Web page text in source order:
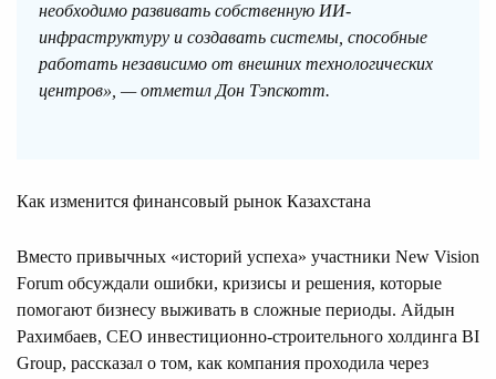
необходимо развивать собственную ИИ-
инфраструктуру и создавать системы, способные
работать независимо от внешних технологических
центров», — отметил Дон Тэпскотт.
Как изменится финансовый рынок Казахстана
Вместо привычных «историй успеха» участники New Vision
Forum обсуждали ошибки, кризисы и решения, которые
помогают бизнесу выживать в сложные периоды. Айдын
Рахимбаев, CEO инвестиционно-строительного холдинга BI
Group, рассказал о том, как компания проходила через